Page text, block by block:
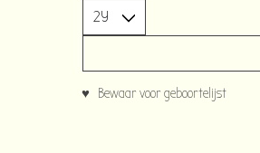
♥ Bewaar voor geboortelijst